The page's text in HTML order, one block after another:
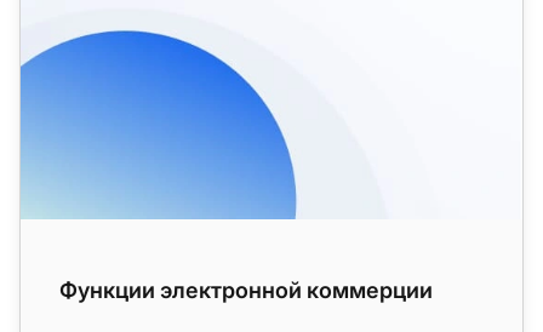
Функции электронной коммерции